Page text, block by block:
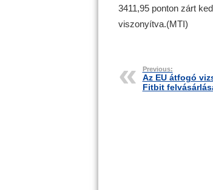
3411,95 ponton zárt
viszonyítva.(MTI)
Previous:
Az EU átfogó
Fitbit